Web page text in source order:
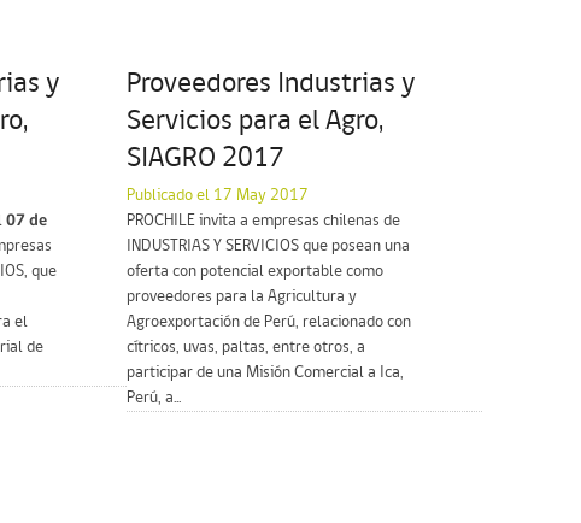
y
07 de
que
el
de
Proveedores Industrias y
Servicios para el Agro,
SIAGRO 2017
Publicado el 17 May 2017
PROCHILE invita a empresas chilenas de
INDUSTRIAS Y SERVICIOS que posean una
oferta con potencial exportable como
proveedores para la Agricultura y
Agroexportación de Perú, relacionado con
cítricos, uvas, paltas, entre otros, a
participar de una Misión Comercial a Ica,
Perú, a...